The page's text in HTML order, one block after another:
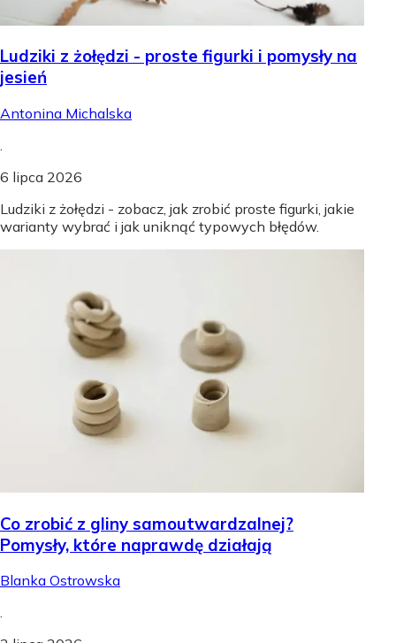
Ludziki z żołędzi - proste figurki i pomysły na
jesień
Antonina Michalska
.
6 lipca 2026
Ludziki z żołędzi - zobacz, jak zrobić proste figurki, jakie
warianty wybrać i jak uniknąć typowych błędów.
Co zrobić z gliny samoutwardzalnej?
Pomysły, które naprawdę działają
Blanka Ostrowska
.